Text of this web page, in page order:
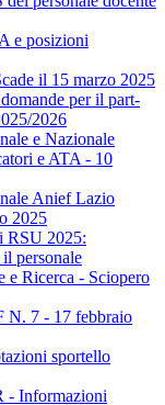
e posizioni
il 15 marzo 2025
per il part-
2026
e Nazionale
e ATA - 10
Anief Lazio
2025
RSU 2025:
personale
e Ricerca - Sciopero
N. 7 - 17 febbraio
sportello
- Informazioni